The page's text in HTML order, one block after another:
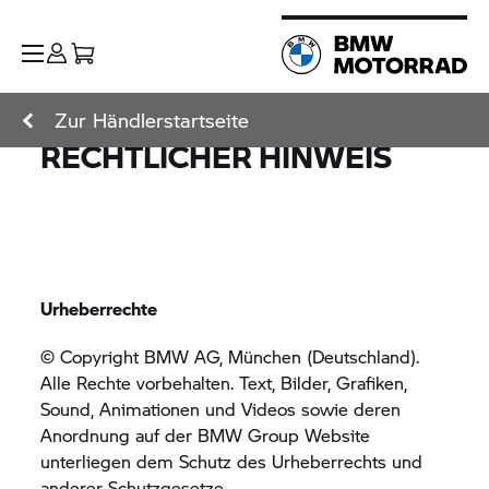
Zur Händlerstartseite
RECHTLICHER HINWEIS
Urheberrechte
© Copyright BMW AG, München (Deutschland).
Alle Rechte vorbehalten. Text, Bilder, Grafiken,
Sound, Animationen und Videos sowie deren
Anordnung auf der BMW Group Website
unterliegen dem Schutz des Urheberrechts und